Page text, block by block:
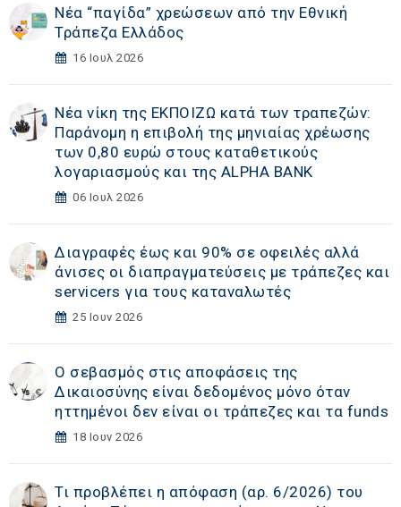
Νέα “παγίδα” χρεώσεων από την Εθνική
Τράπεζα Ελλάδος
16 Ιουλ 2026
Νέα νίκη της ΕΚΠΟΙΖΩ κατά των τραπεζών:
Παράνομη η επιβολή της μηνιαίας χρέωσης
των 0,80 ευρώ στους καταθετικούς
λογαριασμούς και της ALPHA BANK
06 Ιουλ 2026
Διαγραφές έως και 90% σε οφειλές αλλά
άνισες οι διαπραγματεύσεις με τράπεζες και
servicers για τους καταναλωτές
25 Ιουν 2026
Ο σεβασμός στις αποφάσεις της
Δικαιοσύνης είναι δεδομένος μόνο όταν
ηττημένοι δεν είναι οι τράπεζες και τα funds
18 Ιουν 2026
Τι προβλέπει η απόφαση (αρ. 6/2026) του